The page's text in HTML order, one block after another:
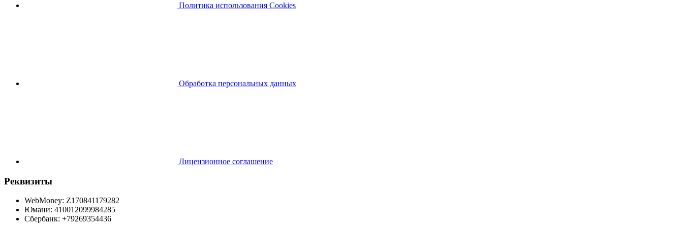
Политика использования Cookies
Обработка персональных данных
Лицензионное соглашение
Реквизиты
WebMoney: Z170841179282
Юмани: 410012099984285
Сбербанк: +79269354436